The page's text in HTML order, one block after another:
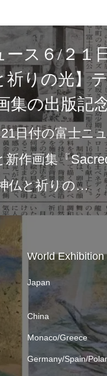
World Exhibition
Japan
China
Monaco/Greece
Germany/Spain/